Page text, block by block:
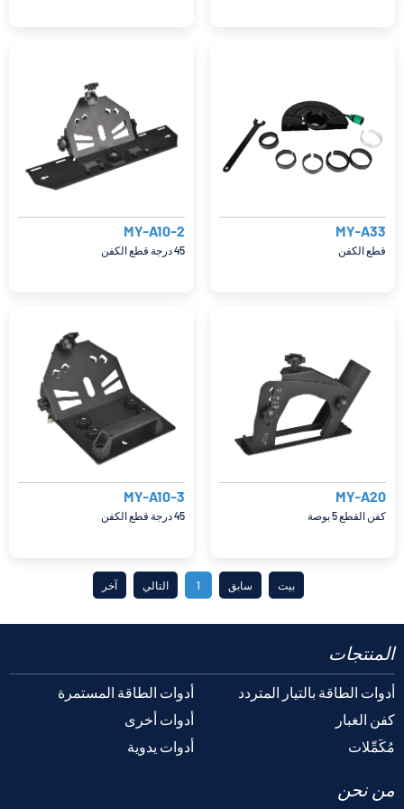
MY-A33
قطع الكفن
MY-A10-2
45 درجة قطع الكفن
MY-A20
كفن القطع 5 بوصة
MY-A10-3
45 درجة قطع الكفن
بيت سابق 1 التالي آخر
المنتجات
أدوات الطاقة بالتيار المتردد
أدوات الطاقة المستمرة
كفن الغبار
أدوات أخرى
مُكَمِّلات
أدوات يدوية
من نحن